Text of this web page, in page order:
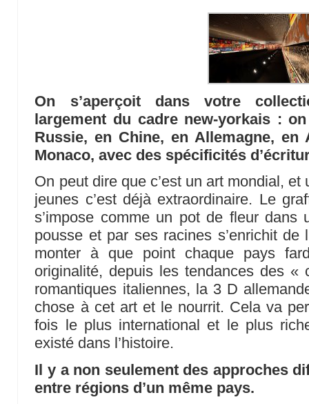
On s’aperçoit dans votre
largement du cadre new-yorkais :
Russie, en Chine, en Allemagne,
Monaco, avec des spécificités
On peut dire que c’est un art mondial,
jeunes c’est déjà extraordinaire. Le
s’impose comme un pot de fleur dans
pousse et par ses racines s’enrichit de
monter à que point chaque pays
originalité, depuis les tendances des «
romantiques italiennes, la 3 D
chose à cet art et le nourrit. Cela va
fois le plus international et le plus
existé dans l’histoire.
Il y a non seulement des approches
entre régions d’un même pays.